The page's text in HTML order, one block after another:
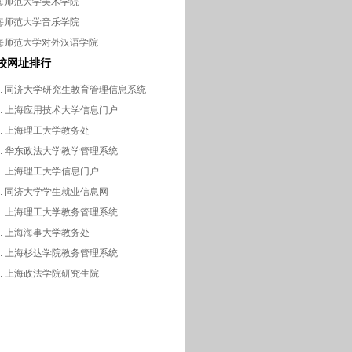
师范大学音乐学院
师范大学对外汉语学院
网址排行
同济大学研究生教育管理信息系统
上海应用技术大学信息门户
上海理工大学教务处
华东政法大学教学管理系统
上海理工大学信息门户
同济大学学生就业信息网
上海理工大学教务管理系统
上海海事大学教务处
上海杉达学院教务管理系统
上海政法学院研究生院